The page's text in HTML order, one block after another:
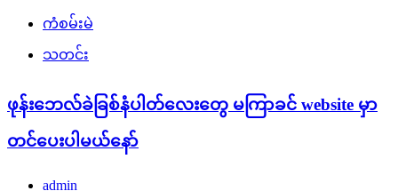
ကံစမ်းမဲ
သတင်း
ဖုန်းဘေလ်ခဲခြစ်နံပါတ်လေးတွေ မကြာခင် website မှာ
တင်ပေးပါမယ်နော်
admin